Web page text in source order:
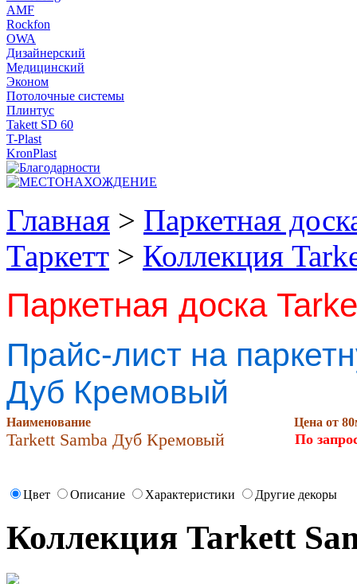
AMF
Rockfon
OWA
Дизайнерский
Медицинский
Эконом
Потолочные системы
Плинтус
Takett SD 60
T-Plast
KronPlast
Главная > Паркетная
Таркетт > Коллекция
Паркетная доска
Прайс-лист на
Дуб Кремовый
Наименование Цена от
Tarkett Samba Дуб Кремовый По
Цвет Описание Характеристики Другие декоры
Коллекция Tarkett